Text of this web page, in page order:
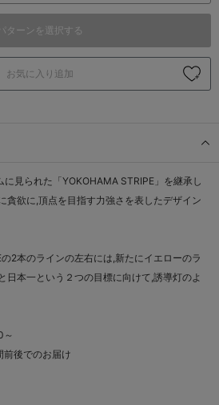
ターンを選択する
お気に入り追加
見られた「YOKOHAMA STRIPE」を継承し
貪欲に,頂点を目指す力強さを表したデザイン
2本のラインの左右には,新たにイエローのラ
日本一という２つの目標に向けて,誘導灯のよ
～
後でのお届け